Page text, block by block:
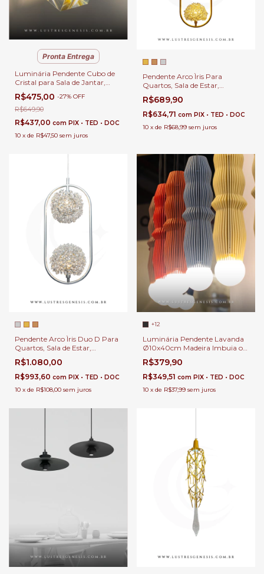
Pronta Entrega
Luminária Pendente Cubo de
Cristal para Sala de Jantar,
Quartos, Cabeceira de Cama ,
Lavabos e Balcão de Cozinha.
R$475,00 -27% OFF
R$649,90
R$437,00 com PIX • TED • DOC
10 x de R$47,50 sem juros
Pendente Arco Ìris Para
Quartos, Sala de Estar,
Cabeceira de Cama e Sala de
Jantar
R$689,90
R$634,71 com PIX • TED • DOC
10 x de R$68,99 sem juros
Pendente Arco Ìris Duo D Para
Quartos, Sala de Estar,
Cabeceira de Cama e Sala de
Jantar
R$1.080,00
R$993,60 com PIX • TED • DOC
10 x de R$108,00 sem juros
+12
Luminária Pendente Lavanda
Ø10x40cm Madeira Imbuia ou
Nogueira Vidro Branco Fosco 1x
G9 para Cabeceira de Cama,
Balcão de Cozinha, Quartos e
Lavabo
R$379,90
R$349,51 com PIX • TED • DOC
10 x de R$37,99 sem juros